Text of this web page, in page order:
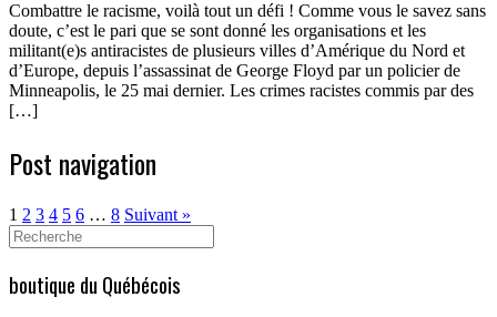
Combattre le racisme, voilà tout un défi ! Comme vous le savez sans
doute, c’est le pari que se sont donné les organisations et les
militant(e)s antiracistes de plusieurs villes d’Amérique du Nord et
d’Europe, depuis l’assassinat de George Floyd par un policier de
Minneapolis, le 25 mai dernier. Les crimes racistes commis par des
[…]
Post navigation
1 2 3 4 5 6 … 8 Suivant »
Search
for:
boutique du Québécois